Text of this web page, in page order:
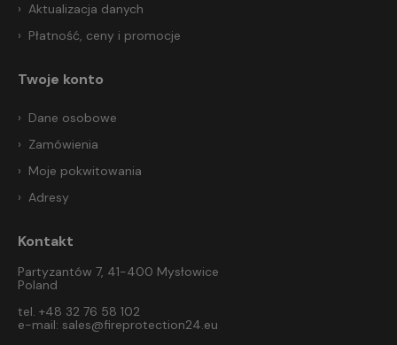
Aktualizacja danych
Płatność, ceny i promocje
Twoje konto
Dane osobowe
Zamówienia
Moje pokwitowania
Adresy
Kontakt
Partyzantów 7, 41-400 Mysłowice
Poland
tel. +48 32 76 58 102
e-mail: sales@fireprotection24.eu